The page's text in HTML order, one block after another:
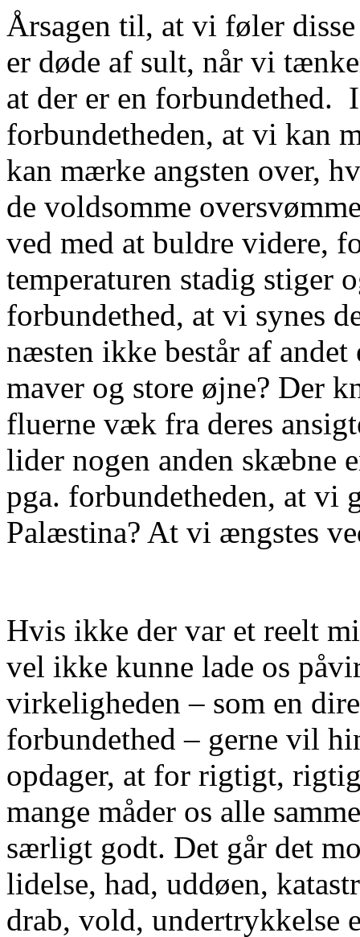
Årsagen til, at vi føler
er døde af sult, når vi
at der er en forbundethed.
forbundetheden, at vi kan
kan mærke angsten over,
de voldsomme
ved med at buldre videre,
temperaturen stadig stiger
forbundethed, at vi synes
næsten ikke består af
maver og store øjne? Der
fluerne væk fra deres
lider nogen anden skæbne
pga. forbundetheden, at vi
Palæstina? At vi ængstes
Hvis ikke der var et reelt
vel ikke kunne lade os
virkeligheden – som en
forbundethed – gerne vil
opdager, at for rigtigt,
mange måder os alle
særligt godt. Det går det
lidelse, had, uddøen,
drab, vold, undertrykkelse